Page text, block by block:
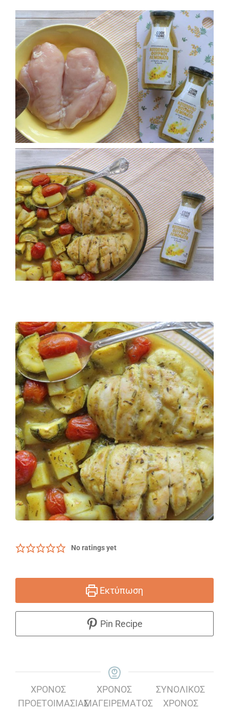
No ratings yet
Εκτύπωση
Pin Recipe
ΧΡΌΝΟΣ
ΠΡΟΕΤΟΙΜΑΣΊΑΣ
ΧΡΌΝΟΣ
ΜΑΓΕΙΡΈΜΑΤΟΣ
ΣΥΝΟΛΙΚΌΣ
ΧΡΌΝΟΣ